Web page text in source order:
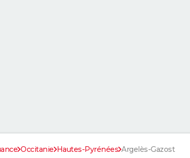
Occitanie Hautes-Pyrénées Argelès-Gazost